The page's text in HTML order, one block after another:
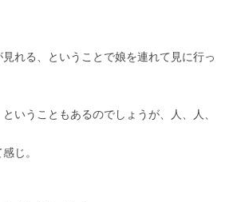
れる、ということで娘を連れて見に行っ
いうこともあるのでしょうが、人、人、
じ。